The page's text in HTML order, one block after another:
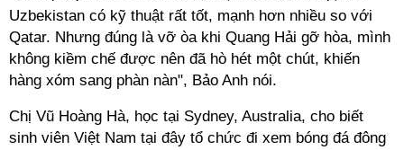
Uzbekistan có kỹ thuật rất tốt, mạnh hơn nhiều so với
Qatar. Nhưng đúng là vỡ òa khi Quang Hải gỡ hòa, mình
không kiềm chế được nên đã hò hét một chút, khiến
hàng xóm sang phàn nàn", Bảo Anh nói.
Chị Vũ Hoàng Hà, học tại Sydney, Australia, cho biết
sinh viên Việt Nam tại đây tổ chức đi xem bóng đá đông